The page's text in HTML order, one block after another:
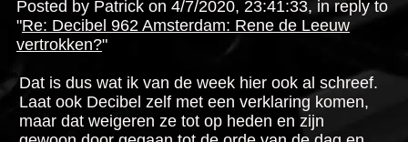
Posted by Patrick on 4/7/2020, 23:41:33, in reply to
"Re: Decibel 962 Amsterdam: Rene de Leeuw
vertrokken?"
Dat is dus wat ik van de week hier ook al schreef.
Laat ook Decibel zelf met een verklaring komen,
maar dat weigeren ze tot op heden en zijn